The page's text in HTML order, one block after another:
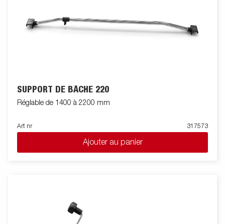
SUPPORT DE BÂCHE 220
Réglable de 1400 à 2200 mm
Art nr 317573
Ajouter au panier